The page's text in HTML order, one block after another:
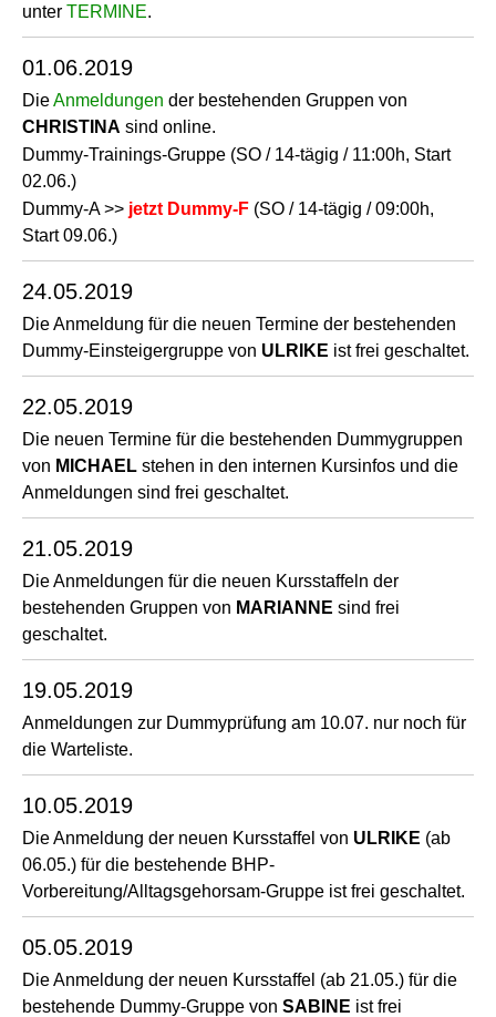
unter TERMINE.
01.06.2019
DieAnmeldungen der bestehenden Gruppen von
CHRISTINA sind online.
Dummy-Trainings-Gruppe (SO / 14-tägig / 11:00h, Start
02.06.)
Dummy-A >> jetzt Dummy-F (SO / 14-tägig / 09:00h,
Start 09.06.)
24.05.2019
Die Anmeldung für die neuen Termine der bestehenden
Dummy-Einsteigergruppe von ULRIKE ist frei geschaltet.
22.05.2019
Die neuen Termine für die bestehenden Dummygruppen
von MICHAEL stehen in den internen Kursinfos und die
Anmeldungen sind frei geschaltet.
21.05.2019
Die Anmeldungen für die neuen Kursstaffeln der
bestehenden Gruppen von MARIANNE sind frei
geschaltet.
19.05.2019
Anmeldungen zur Dummyprüfung am 10.07. nur noch für
die Warteliste.
10.05.2019
Die Anmeldung der neuen Kursstaffel von ULRIKE (ab
06.05.) für die bestehende BHP-
Vorbereitung/Alltagsgehorsam-Gruppe ist frei geschaltet.
05.05.2019
Die Anmeldung der neuen Kursstaffel (ab 21.05.) für die
bestehende Dummy-Gruppe von SABINE ist frei